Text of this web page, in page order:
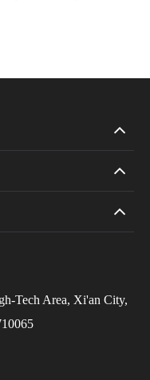
Tech Area, Xi'an City,